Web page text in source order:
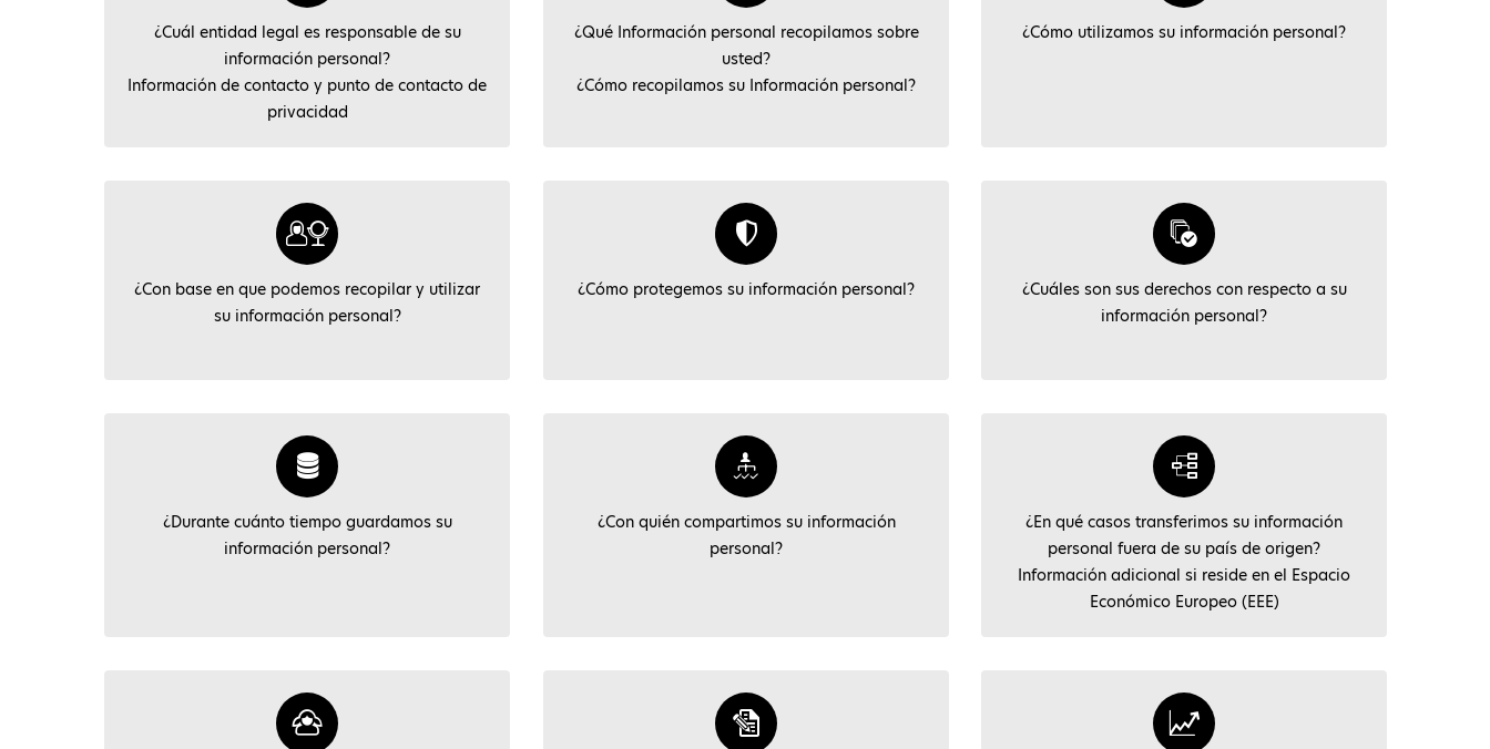
¿Cuál entidad legal es responsable de su
información personal?
Información de contacto y punto de contacto de
privacidad
¿Qué Información personal recopilamos sobre
usted?
¿Cómo recopilamos su Información personal?
¿Cómo utilizamos su información personal?
¿Con base en que podemos recopilar y utilizar
su información personal?
¿Cómo protegemos su información personal?
¿Cuáles son sus derechos con respecto a su
información personal?
¿Durante cuánto tiempo guardamos su
información personal?
¿Con quién compartimos su información
personal?
¿En qué casos transferimos su información
personal fuera de su país de origen?
Información adicional si reside en el Espacio
Económico Europeo (EEE)